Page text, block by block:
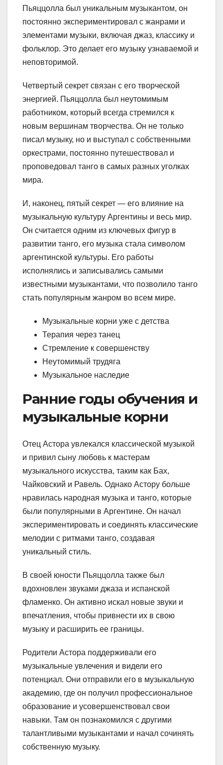
Пьяццолла был уникальным музыкантом, он
постоянно экспериментировал с жанрами и
элементами музыки, включая джаз, классику и
фольклор. Это делает его музыку узнаваемой и
неповторимой.
Четвертый секрет связан с его творческой
энергией. Пьяццолла был неутомимым
работником, который всегда стремился к
новым вершинам творчества. Он не только
писал музыку, но и выступал с собственными
оркестрами, постоянно путешествовал и
проповедовал танго в самых разных уголках
мира.
И, наконец, пятый секрет — его влияние на
музыкальную культуру Аргентины и весь мир.
Он считается одним из ключевых фигур в
развитии танго, его музыка стала символом
аргентинской культуры. Его работы
исполнялись и записывались самыми
известными музыкантами, что позволило танго
стать популярным жанром во всем мире.
Музыкальные корни уже с детства
Терапия через танец
Стремление к совершенству
Неутомимый трудяга
Музыкальное наследие
Ранние годы обучения и
музыкальные корни
Отец Астора увлекался классической музыкой
и привил сыну любовь к мастерам
музыкального искусства, таким как Бах,
Чайковский и Равель. Однако Астору больше
нравилась народная музыка и танго, которые
были популярными в Аргентине. Он начал
экспериментировать и соединять классические
мелодии с ритмами танго, создавая
уникальный стиль.
В своей юности Пьяццолла также был
вдохновлен звуками джаза и испанской
фламенко. Он активно искал новые звуки и
впечатления, чтобы привнести их в свою
музыку и расширить ее границы.
Родители Астора поддерживали его
музыкальные увлечения и видели его
потенциал. Они отправили его в музыкальную
академию, где он получил профессиональное
образование и усовершенствовал свои
навыки. Там он познакомился с другими
талантливыми музыкантами и начал сочинять
собственную музыку.